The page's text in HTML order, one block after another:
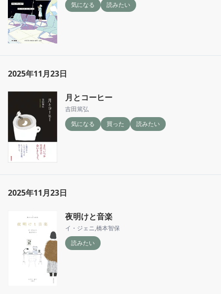
気になる
読みたい
2025年11月23日
月とコーヒー
吉田篤弘
気になる
買った 読みたい
2025年11月23日
夜明けと音楽
イ・ジェニ,橋本智保
読みたい